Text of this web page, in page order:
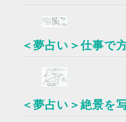
＜夢占い＞仕事で
＜夢占い＞絶景を